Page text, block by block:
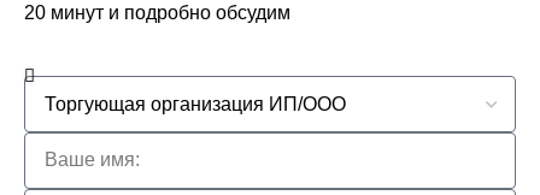
20 минут и подробно обсудим